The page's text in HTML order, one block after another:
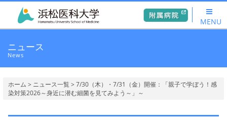
MENU
ニュース
News
ホーム > ニュース一覧> 7/30（木）・7/31（金）開催：「親子で学ぼう！感
染対策2026～身近に潜む細菌を見てみよう～」～